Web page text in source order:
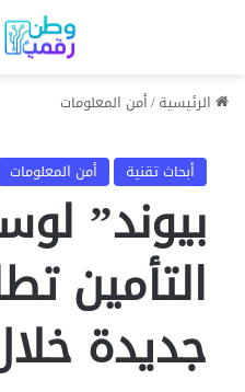
الرئيسية/أمن المعلومات
أبحاث تقنية أمن المعلومات
بيوند”
التأمين
جديدة خلال